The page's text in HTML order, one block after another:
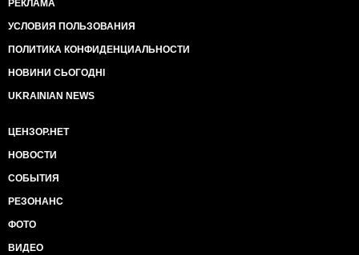
РЕКЛАМА
УСЛОВИЯ ПОЛЬЗОВАНИЯ
ПОЛИТИКА КОНФИДЕНЦИАЛЬНОСТИ
НОВИНИ СЬОГОДНІ
UKRAINIAN NEWS
ЦЕНЗОР.НЕТ
НОВОСТИ
СОБЫТИЯ
РЕЗОНАНС
ФОТО
ВИДЕО